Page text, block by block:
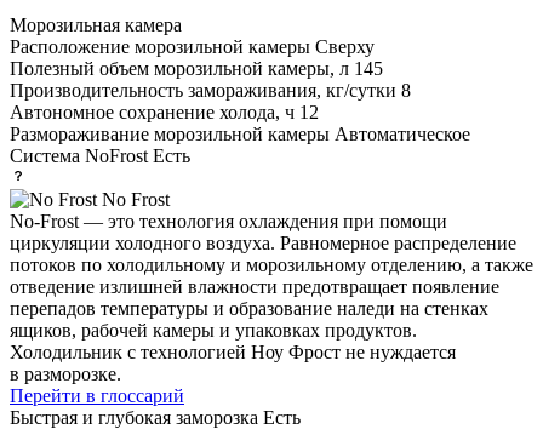
Морозильная камера
Расположение морозильной камеры Сверху
Полезный объем морозильной камеры, л 145
Производительность замораживания, кг/сутки 8
Автономное сохранение холода, ч 12
Размораживание морозильной камеры Автоматическое
Система NoFrost Есть
No Frost
No-Frost — это технология охлаждения при помощи
циркуляции холодного воздуха. Равномерное распределение
потоков по холодильному и морозильному отделению, а также
отведение излишней влажности предотвращает появление
перепадов температуры и образование наледи на стенках
ящиков, рабочей камеры и упаковках продуктов.
Холодильник с технологией Ноу Фрост не нуждается
в разморозке.
Перейти в глоссарий
Быстрая и глубокая заморозка Есть